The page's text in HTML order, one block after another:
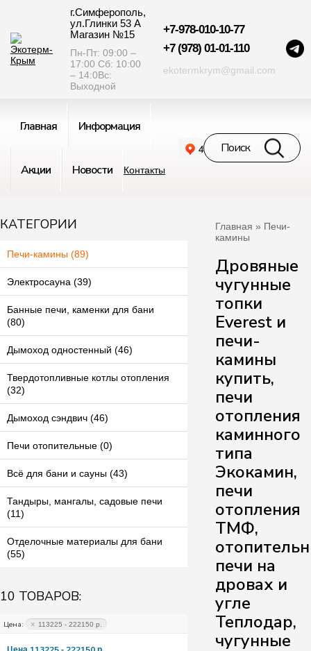
г.Симферополь,
ул.Глинки 53 А
Магазин №15
Пн-Пт: 09:00 –
17:00 Сб: 10:00
– 14:0Вс:
Выходной
+7-978-010-10-77
+7 (978) 01-01-110
ekotermkrym@gmail.com
Главная Информация
Акции Новости Контакты
КАТЕГОРИИ
Печи-камины (89)
Электросауна (39)
Банные печи, каменки для бани
(80)
Дымоход одностенный (46)
Твердотопливные котлы отопления
(32)
Дымоход сэндвич (46)
Печи отопительные (0)
Всё для бани и сауны (43)
Тандыры, мангалы, садовые печи
(11)
Отделочные материалы для бани
(55)
10 ТОВАРОВ:
Цена: × 113225 - 222150 р.
Главная » Печи-
камины
Дровяные
чугунные
топки
Everest и
печи-
камины
купить,
печи
отопления
каминного
типа
Экокамин,
печи
отопления
ТМФ,
печи на
дровах и
угле
Теплодар,
чугунные